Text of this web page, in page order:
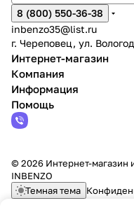
8 (800) 550-36-38
inbenzo35@list.ru
г. Череповец, ул.
Интернет-магазин
Компания
Информация
Помощь
© 2026 Интернет-магазин
INBENZO
Темная тема